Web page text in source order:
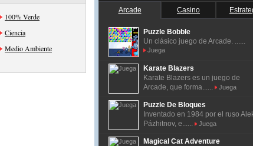
100% Verde
Ciencia
Medio Ambiente
Arcade Casino
Puzzle Bobble
Un clásico juego de Arcade. ......
Juega
Karate Blazers
Karate Blazers es un juego de
Arcade, que forma......
Juega
Puzzle De Bloques
Inventado en 1984 por el ruso
Pázhitnov, e......
Juega
Magical Cat Adventure